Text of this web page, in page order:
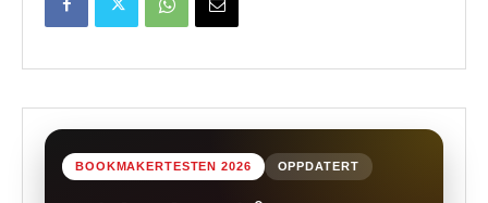
BOOKMAKERTESTEN 2026 OPPDATERT